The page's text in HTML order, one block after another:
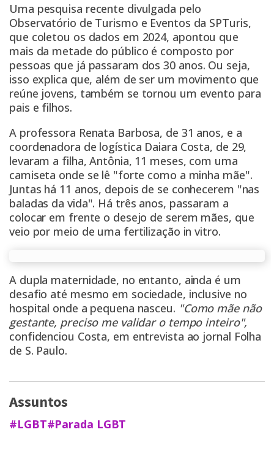
Uma pesquisa recente divulgada pelo
Observatório de Turismo e Eventos da SPTuris,
que coletou os dados em 2024, apontou que
mais da metade do público é composto por
pessoas que já passaram dos 30 anos. Ou seja,
isso explica que, além de ser um movimento que
reúne jovens, também se tornou um evento para
pais e filhos.
A professora Renata Barbosa, de 31 anos, e a
coordenadora de logística Daiara Costa, de 29,
levaram a filha, Antônia, 11 meses, com uma
camiseta onde se lê "forte como a minha mãe".
Juntas há 11 anos, depois de se conhecerem "nas
baladas da vida". Há três anos, passaram a
colocar em frente o desejo de serem mães, que
veio por meio de uma fertilização in vitro.
A dupla maternidade, no entanto, ainda é um
desafio até mesmo em sociedade, inclusive no
hospital onde a pequena nasceu. "Como mãe não
gestante, preciso me validar o tempo inteiro",
confidenciou Costa, em entrevista ao jornal Folha
de S. Paulo.
Assuntos
#LGBT#Parada LGBT